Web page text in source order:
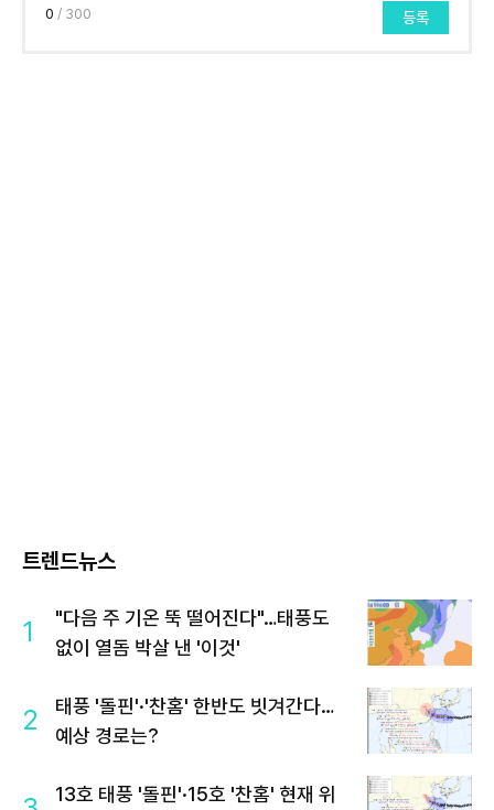
0 / 300 등록
트렌드뉴스
1
"다음 주 기온 뚝 떨어진다"…태풍도
없이 열돔 박살 낸 '이것'
2
태풍 '돌핀'·'찬홈' 한반도 빗겨간다…
예상 경로는?
13호 태풍 '돌핀'·15호 '찬홈' 현재 위